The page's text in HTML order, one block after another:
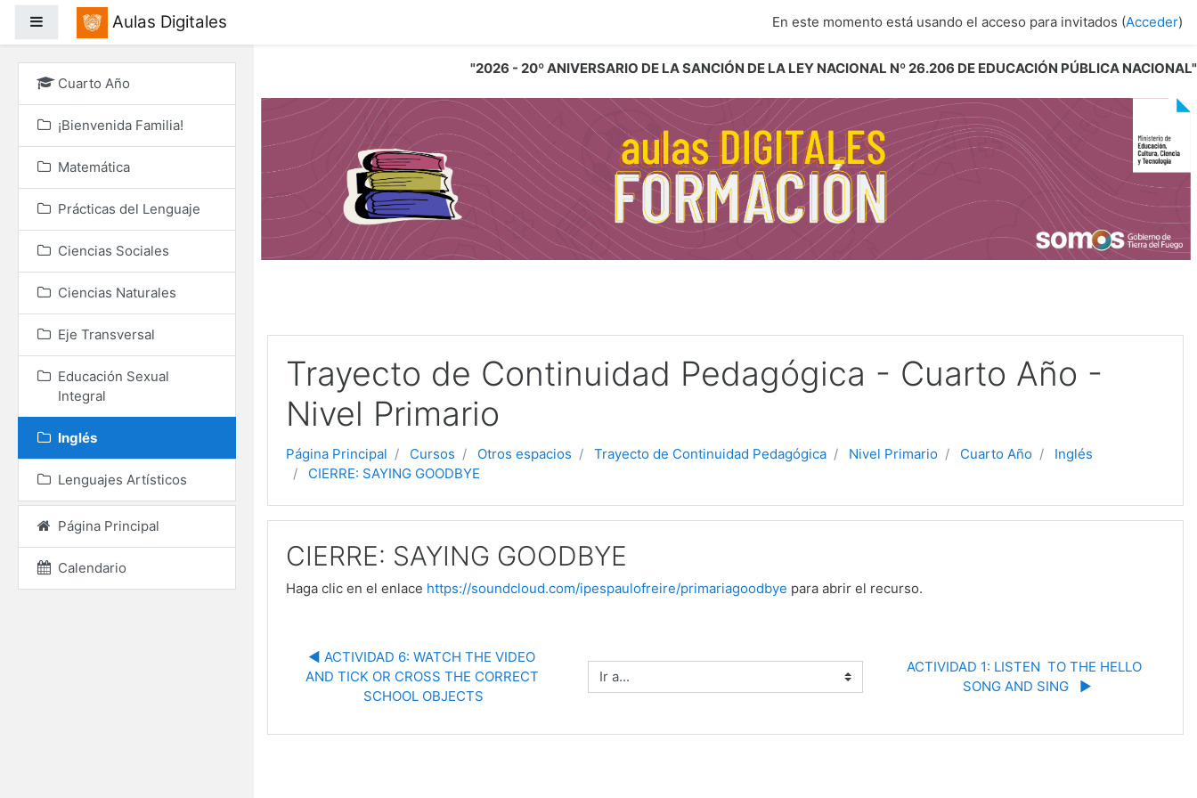
"2026 - 20º ANIVERSARIO DE LA SANCIÓN DE LA LEY NACIONAL Nº 26.206 DE EDUCACIÓN PÚBLICA NACIONAL"
Panel lateralAulas Digitales En este momento está usando el acceso para invitados (Acceder)
Trayecto de Continuidad Pedagógica - Cuarto Año -
Nivel Primario
Página Principal Cursos Otros espacios Trayecto de Continuidad Pedagógica Nivel Primario Cuarto Año
Inglés
CIERRE: SAYING GOODBYE
CIERRE: SAYING GOODBYE
Haga clic en el enlace https://soundcloud.com/ipespaulofreire/primariagoodbye para abrir el recurso.
◀︎ ACTIVIDAD 6: WATCH THE VIDEO
AND TICK OR CROSS THE CORRECT
SCHOOL OBJECTS
Ir a...
ACTIVIDAD 1: LISTEN  TO THE HELLO
SONG AND SING   ▶︎
Cuarto Año
¡Bienvenida Familia!
Matemática
Prácticas del Lenguaje
Ciencias Sociales
Ciencias Naturales
Eje Transversal
Educación Sexual
Integral
Inglés
Lenguajes Artísticos
Página Principal
Calendario